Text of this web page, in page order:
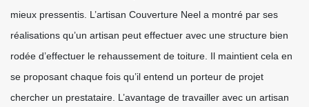
mieux pressentis. L’artisan Couverture Neel a montré par ses
réalisations qu’un artisan peut effectuer avec une structure bien
rodée d’effectuer le rehaussement de toiture. Il maintient cela en
se proposant chaque fois qu’il entend un porteur de projet
chercher un prestataire. L’avantage de travailler avec un artisan